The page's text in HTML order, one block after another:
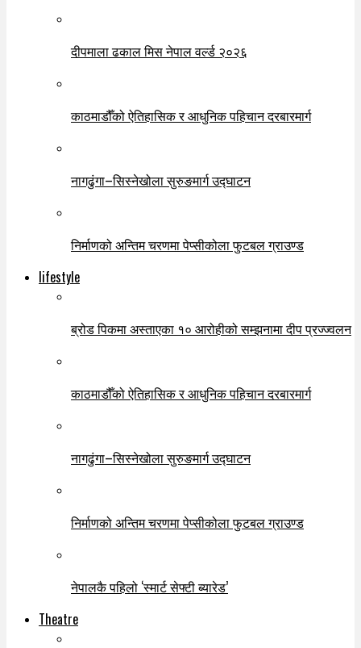
दीपमाला ढकाल मिस नेपाल वर्ल्ड २०२६
काठमाडौँको ऐतिहासिक र आधुनिक पहिचान दरबारमार्ग
नागढुंगा–सिस्नेखोला सुरुङमार्ग उद्घाटन
निर्माणको अन्तिम चरणमा पेप्सीकोला फुटबल ग्राउण्ड
lifestyle
ब्रोड पिकमा अस्ताएका १० आरोहीको सम्झनामा दीप प्रज्ज्वलन
काठमाडौँको ऐतिहासिक र आधुनिक पहिचान दरबारमार्ग
नागढुंगा–सिस्नेखोला सुरुङमार्ग उद्घाटन
निर्माणको अन्तिम चरणमा पेप्सीकोला फुटबल ग्राउण्ड
नेपालकै पहिलो ‘स्मार्ट सेफ्टी ब्यारेड’
Theatre